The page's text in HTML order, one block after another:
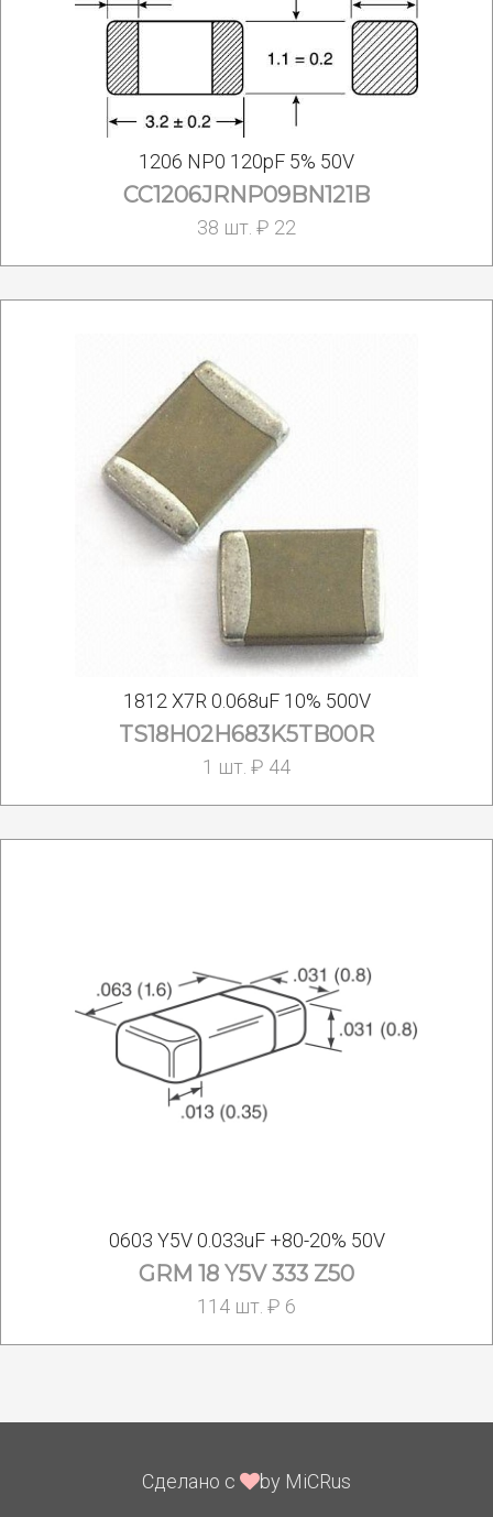
1206 NP0 120pF 5% 50V
CC1206JRNP09BN121B
38 шт. ₽ 22
1812 X7R 0.068uF 10% 500V
TS18H02H683K5TB00R
1 шт. ₽ 44
0603 Y5V 0.033uF +80-20% 50V
GRM 18 Y5V 333 Z50
114 шт. ₽ 6
Сделано с by MiCRus